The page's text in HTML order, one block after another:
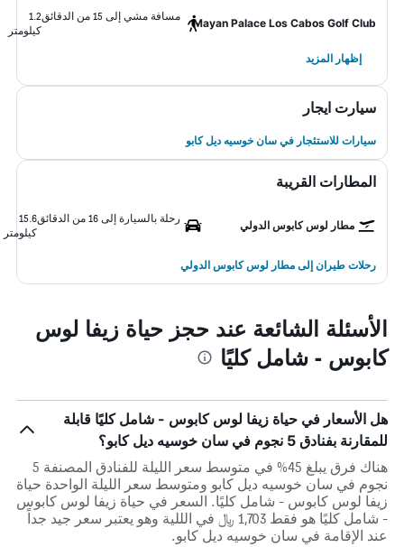
Mayan Palace Los Cabos Golf Club
مسافة مشي إلى 15 من الدقائق
1.2
كيلومتر
إظهار المزيد
سيارت ايجار
سيارات للاستئجار في سان خوسيه ديل كابو
المطارات القريبة
مطار لوس كابوس الدولي
رحلة بالسيارة إلى 16 من الدقائق
15.6
كيلومتر
رحلات طيران إلى مطار لوس كابوس الدولي
الأسئلة الشائعة عند حجز حياة زيفا لوس
كابوس - شامل كليًا
هل الأسعار في حياة زيفا لوس كابوس - شامل كليًا قابلة
للمقارنة بفنادق 5 نجوم في سان خوسيه ديل كابو؟
هناك فرق يبلغ 45% في متوسط ​​سعر الليلة للفنادق المصنفة 5
نجوم في سان خوسيه ديل كابو ومتوسط ​​سعر الليلة الواحدة حياة
زيفا لوس كابوس - شامل كليًا. السعر في حياة زيفا لوس كابوس
- شامل كليًا هو فقط 1,703 ﷼ في الللية وهو يعتبر سعر جيد جداً
عند الإقامة في سان خوسيه ديل كابو.